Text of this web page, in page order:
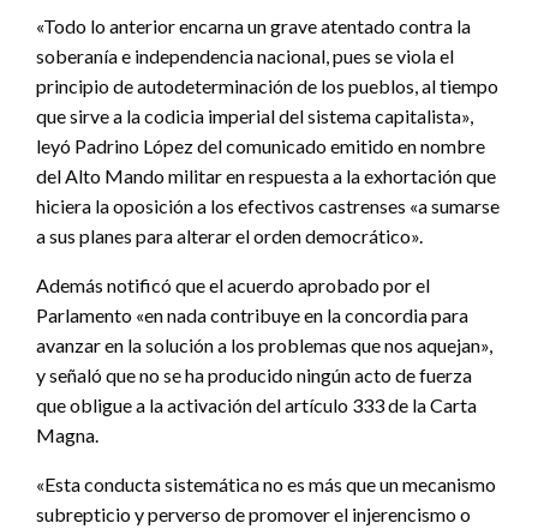
«Todo lo anterior encarna un grave atentado contra la
soberanía e independencia nacional, pues se viola el
principio de autodeterminación de los pueblos, al tiempo
que sirve a la codicia imperial del sistema capitalista»,
leyó Padrino López del comunicado emitido en nombre
del Alto Mando militar en respuesta a la exhortación que
hiciera la oposición a los efectivos castrenses «a sumarse
a sus planes para alterar el orden democrático».
Además notificó que el acuerdo aprobado por el
Parlamento «en nada contribuye en la concordia para
avanzar en la solución a los problemas que nos aquejan»,
y señaló que no se ha producido ningún acto de fuerza
que obligue a la activación del artículo 333 de la Carta
Magna.
«Esta conducta sistemática no es más que un mecanismo
subrepticio y perverso de promover el injerencismo o